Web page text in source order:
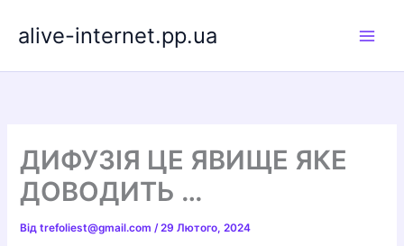
alive-internet.pp.ua
ДИФУЗІЯ ЦЕ ЯВИЩЕ ЯКЕ
ДОВОДИТЬ …
Відtrefoliest@gmail.com/29 Лютого, 2024